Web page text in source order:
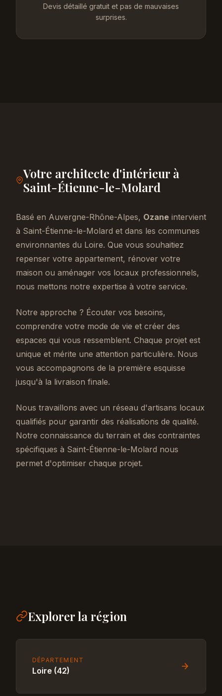
Devis détaillé gratuit et pas de mauvaises
surprises.
Votre architecte d'intérieur à
Saint-Étienne-le-Molard
Basé en Auvergne-Rhône-Alpes, Ozane intervient
à Saint-Étienne-le-Molard et dans les communes
environnantes du Loire. Que vous souhaitiez
repenser votre appartement, rénover votre
maison ou aménager vos locaux professionnels,
nous mettons notre expertise à votre service.
Notre approche ? Écouter vos besoins,
comprendre votre mode de vie et créer des
espaces qui vous ressemblent. Chaque projet est
unique et mérite une attention particulière. Nous
vous accompagnons de la première esquisse
jusqu'à la livraison finale.
Nous travaillons avec un réseau d'artisans locaux
qualifiés pour garantir des réalisations de qualité.
Notre connaissance du terrain et des contraintes
spécifiques à Saint-Étienne-le-Molard nous
permet d'optimiser chaque projet.
Explorer la région
DÉPARTEMENT
Loire (42)